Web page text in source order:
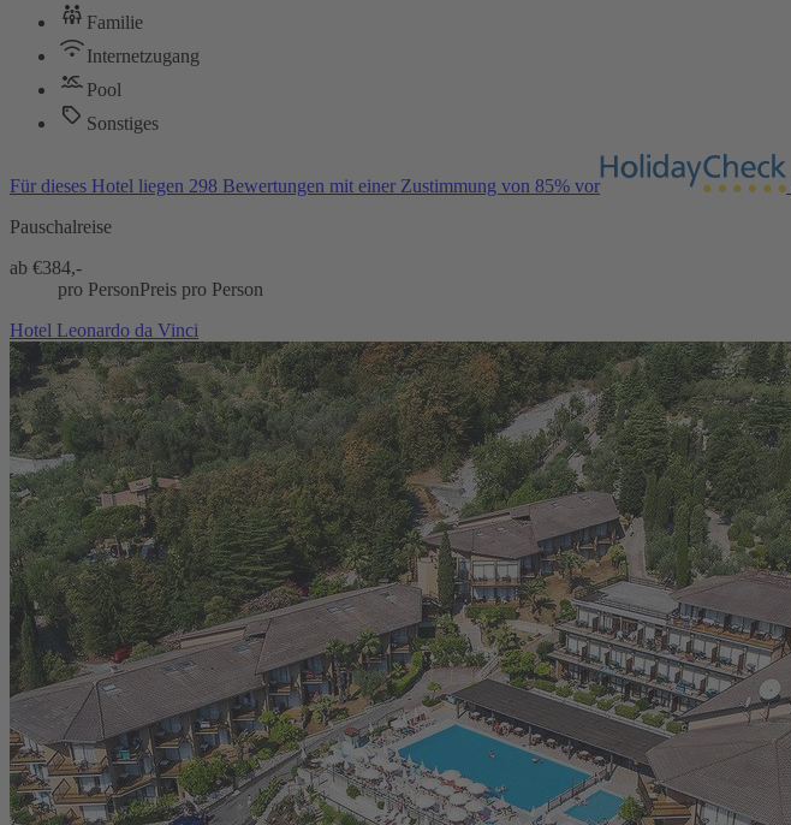
Familie
Internetzugang
Pool
Sonstiges
Für dieses Hotel liegen 298 Bewertungen mit einer Zustimmung von 85% vor
Pauschalreise
ab €384,-
pro PersonPreis pro Person
Hotel Leonardo da Vinci